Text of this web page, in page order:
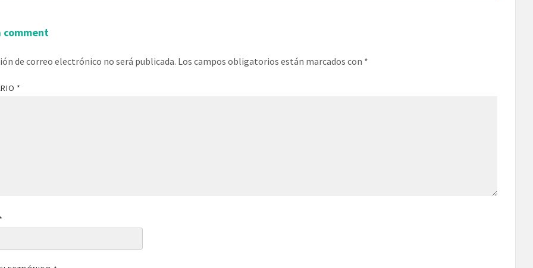
comment
de correo electrónico no será publicada. Los campos obligatorios están marcados con *
*